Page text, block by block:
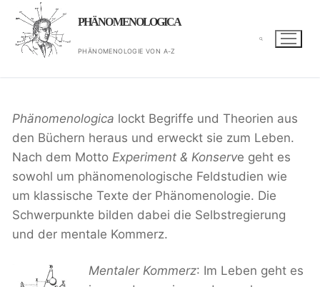
Zum
Inhalt
springen
PHÄNOMENOLOGICA
PHÄNOMENOLOGIE VON A-Z
Phänomenologica lockt Begriffe und Theorien aus
den Büchern heraus und erweckt sie zum Leben.
Nach dem Motto Experiment & Konserve geht es
sowohl um phänomenologische Feldstudien wie
um klassische Texte der Phänomenologie. Die
Schwerpunkte bilden dabei die Selbstregierung
und der mentale Kommerz.
Mentaler Kommerz: Im Leben geht es